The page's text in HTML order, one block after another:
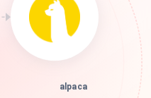
alpaca